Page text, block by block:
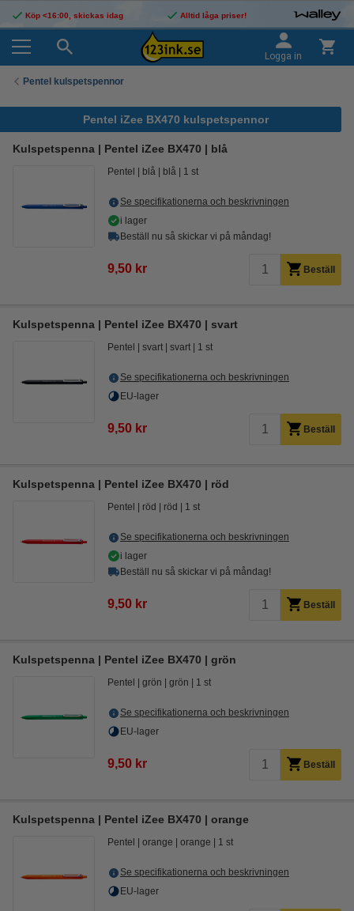
Köp <16:00, skickas idag Alltid låga priser!
Logga in
Pentel kulspetspennor
Pentel iZee BX470 kulspetspennor
Kulspetspenna | Pentel iZee BX470 | blå
Pentel blå blå 1 st
Se specifikationerna och beskrivningen
i lager
Beställ nu så skickar vi på måndag!
9,50 kr Beställ
Kulspetspenna | Pentel iZee BX470 | svart
Pentel svart svart 1 st
Se specifikationerna och beskrivningen
EU-lager
9,50 kr Beställ
Kulspetspenna | Pentel iZee BX470 | röd
Pentel röd röd 1 st
Se specifikationerna och beskrivningen
i lager
Beställ nu så skickar vi på måndag!
9,50 kr Beställ
Kulspetspenna | Pentel iZee BX470 | grön
Pentel grön grön 1 st
Se specifikationerna och beskrivningen
EU-lager
9,50 kr Beställ
Kulspetspenna | Pentel iZee BX470 | orange
Pentel orange orange 1 st
Se specifikationerna och beskrivningen
EU-lager